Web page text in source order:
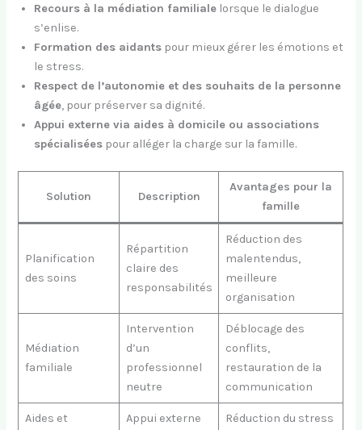
Recours à la médiation familiale lorsque le dialogue
s’enlise.
Formation des aidants pour mieux gérer les émotions et
le stress.
Respect de l’autonomie et des souhaits de la personne
âgée, pour préserver sa dignité.
Appui externe via aides à domicile ou associations
spécialisées pour alléger la charge sur la famille.
Solution Description
Avantages pour la
famille
Planification
des soins
Répartition
claire des
responsabilités
Réduction des
malentendus,
meilleure
organisation
Médiation
familiale
Intervention
d’un
professionnel
neutre
Déblocage des
conflits,
restauration de la
communication
Aides et
Appui externe
Réduction du stress